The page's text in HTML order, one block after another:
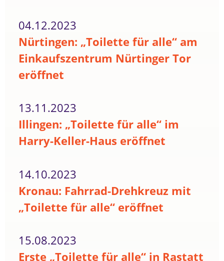
04.12.2023
Nürtingen: „Toilette für alle“ am
Einkaufszentrum Nürtinger Tor
eröffnet
13.11.2023
Illingen: „Toilette für alle“ im
Harry-Keller-Haus eröffnet
14.10.2023
Kronau: Fahrrad-Drehkreuz mit
„Toilette für alle“ eröffnet
15.08.2023
Erste „Toilette für alle“ in Rastatt